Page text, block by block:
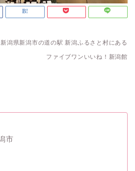
新潟県新潟市の道の駅 新潟ふるさと村にある
ファイブワンいいね！新潟館
市